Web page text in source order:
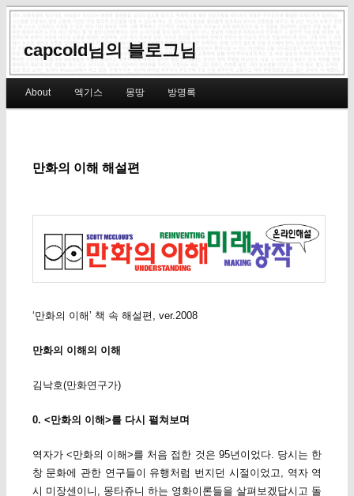
capcold님의 블로그님
Skip to primary content
Skip to secondary content
About 엑기스 몽땅 방명록
만화의 이해 해설편
‘만화의 이해’ 책 속 해설편, ver.2008
만화의 이해의 이해
김낙호(만화연구가)
0. <만화의 이해>를 다시 펼쳐보며
역자가 <만화의 이해>를 처음 접한 것은 95년이었다. 당시는 한
창 문화에 관한 연구들이 유행처럼 번지던 시절이었고, 역자 역
시 미장센이니, 몽타쥬니 하는 영화이론들을 살펴보겠답시고 돌